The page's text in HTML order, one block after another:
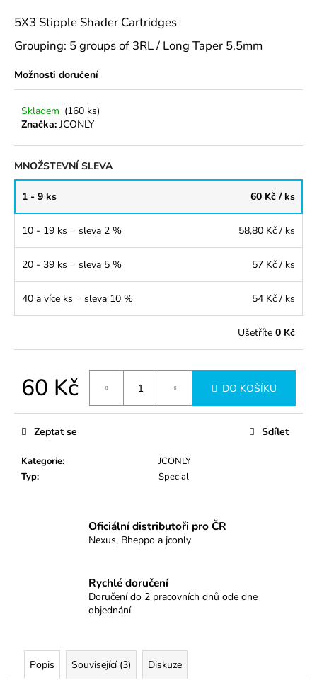
5X3 Stipple Shader Cartridges
Grouping: 5 groups of 3RL / Long Taper 5.5mm
Možnosti doručení
Skladem (160 ks)
Značka: JCONLY
MNOŽSTEVNÍ SLEVA
1 - 9 ks 60 Kč / ks
10 - 19 ks = sleva 2 % 58,80 Kč / ks
20 - 39 ks = sleva 5 % 57 Kč / ks
40 a více ks = sleva 10 % 54 Kč / ks
Ušetříte 0 Kč
60 Kč DO KOŠÍKU
Kategorie:
JCONLY
Typ: Special
Zeptat se Sdílet
Oficiální distributoři pro ČR
Nexus, Bheppo a jconly
Rychlé doručení
Doručení do 2 pracovních dnů ode dne
objednání
Popis Související (3) Diskuze
a
j
í
t
?
HLEDAT
D
r
u
č
j
m
1007RLL
43
Kč